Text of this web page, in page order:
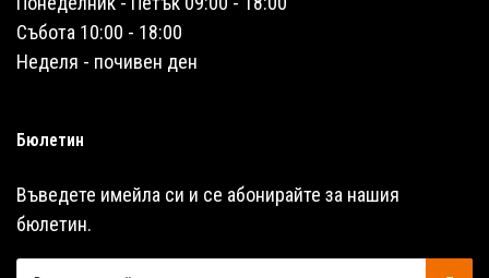
Събота 10:00 - 18:00
Неделя - почивен ден
Бюлетин
Въведете имейла си и се абонирайте за нашия
бюлетин.